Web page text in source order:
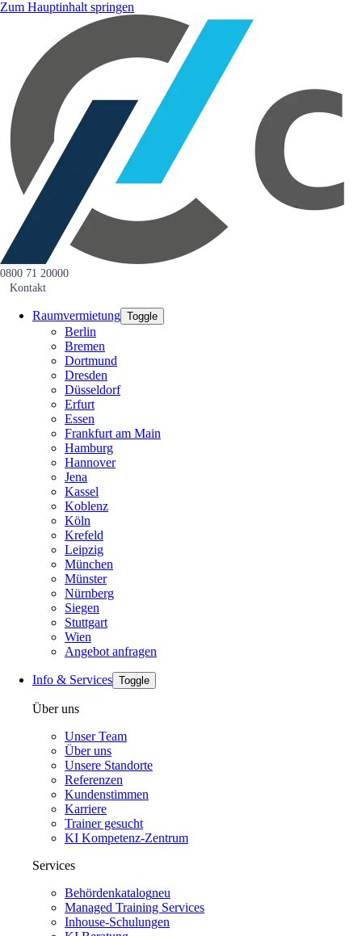
Zum Hauptinhalt springen
0800 71 20000
Kontakt
Raumvermietung Toggle
Berlin
Bremen
Dortmund
Dresden
Düsseldorf
Erfurt
Essen
Frankfurt am Main
Hamburg
Hannover
Jena
Kassel
Koblenz
Köln
Krefeld
Leipzig
München
Münster
Nürnberg
Siegen
Stuttgart
Wien
Angebot anfragen
Info & Services Toggle
Über uns
Unser Team
Über uns
Unsere Standorte
Referenzen
Kundenstimmen
Karriere
Trainer gesucht
KI Kompetenz-Zentrum
Services
Behördenkatalogneu
Managed Training Services
Inhouse-Schulungen